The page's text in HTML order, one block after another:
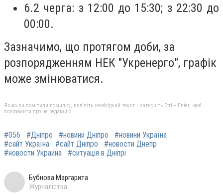
6.2 черга: з 12:00 до 15:30; з 22:30 до
00:00.
Зазначимо, що протягом доби, за
розпорядженням НЕК "Укренерго", графік
може змінюватися.
Якщо ви помітили помилку, виділіть необхідний текст і натисніть Ctrl + Enter, щоб
повідомити про це редакцію
#056 #Дніпро #новини Дніпро
#новини Україна
#сайт Україна
#сайт Дніпро
#новости Днепр
#новости Украина
#ситуація в Дніпрі
Бубнова Маргарита
Журналістка